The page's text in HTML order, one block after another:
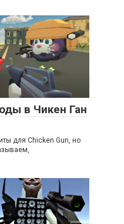
в Чикен Ган
для Chicken Gun, но